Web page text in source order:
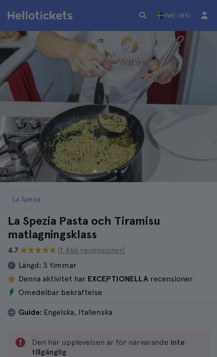
SWE (SEK)
La Spezia
La Spezia Pasta och Tiramisu
matlagningsklass
4.7
(1.466 recensioner)
Längd: 3 timmar
Denna aktivitet har EXCEPTIONELLA recensioner
Omedelbar bekräftelse
Guide: Engelska, Italienska
Den här upplevelsen är för närvarande inte
tillgänglig